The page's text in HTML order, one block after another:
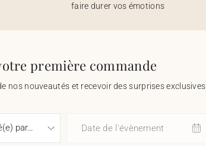
faire durer vos émotions
première commande
nos nouveautés et recevoir des surprises exclusives.
Date de l'évènement